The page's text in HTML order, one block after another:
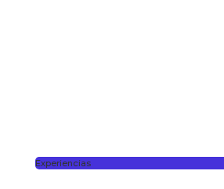
Experiencias